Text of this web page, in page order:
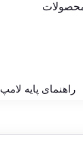
راهنمای پایه لامپ